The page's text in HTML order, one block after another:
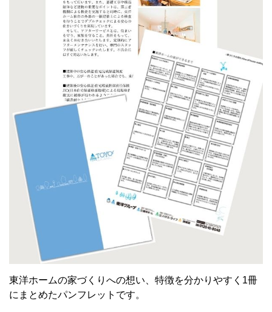
東洋ホームの家づくりへの想い、特徴を分かりやすく1冊
にまとめたパンフレットです。